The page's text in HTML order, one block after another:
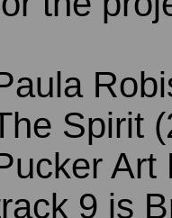
Spirit
Art
9 is